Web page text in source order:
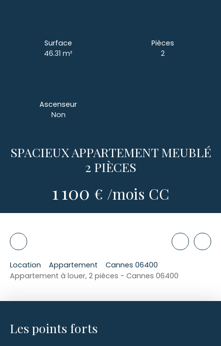
Surface
46.31m²
Pièces
2
Ascenseur
Non
SPACIEUX APPARTEMENT MEUBLÉ
2 PIÈCES
1 100 € /mois CC
Location Appartement
Cannes 06400
Appartement à louer, 2 pièces - Cannes 06400
Les points forts